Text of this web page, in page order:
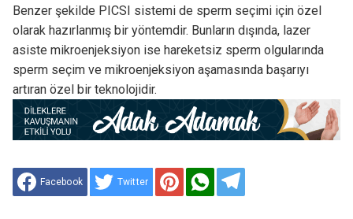
Benzer şekilde PICSI sistemi de sperm seçimi için özel
olarak hazırlanmış bir yöntemdir. Bunların dışında, lazer
asiste mikroenjeksiyon ise hareketsiz sperm olgularında
sperm seçim ve mikroenjeksiyon aşamasında başarıyı
artıran özel bir teknolojidir.
Facebook Twitter